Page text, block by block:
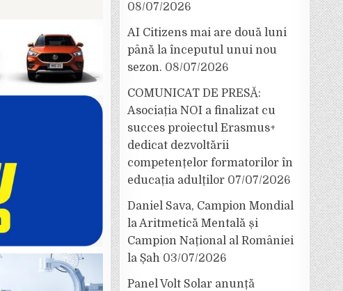
08/07/2026
AI Citizens mai are două luni
până la începutul unui nou
sezon. 08/07/2026
COMUNICAT DE PRESĂ:
Asociația NOI a finalizat cu
succes proiectul Erasmus+
dedicat dezvoltării
competențelor formatorilor în
educația adulților 07/07/2026
Daniel Sava, Campion Mondial
la Aritmetică Mentală și
Campion Național al României
la Șah 03/07/2026
Panel Volt Solar anunță